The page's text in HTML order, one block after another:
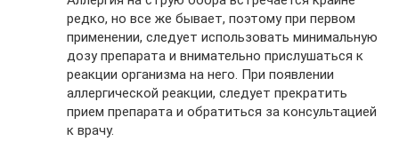
редко, но все же бывает, поэтому при первом
применении, следует использовать минимальную
дозу препарата и внимательно прислушаться к
реакции организма на него. При появлении
аллергической реакции, следует прекратить
прием препарата и обратиться за консультацией
к врачу.